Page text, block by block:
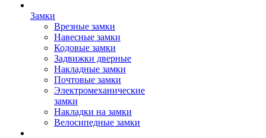
Замки
Врезные замки
Навесные замки
Кодовые замки
Задвижки дверные
Накладные замки
Почтовые замки
Электромеханические
замки
Накладки на замки
Велосипедные замки